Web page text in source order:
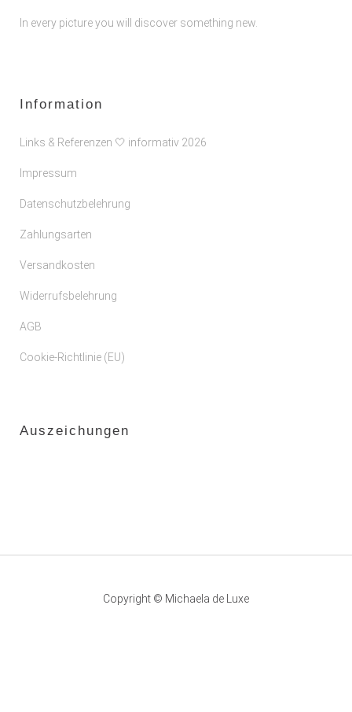
In every picture you will discover something new.
Information
Links & Referenzen 🤍 informativ 2026
Impressum
Datenschutzbelehrung
Zahlungsarten
Versandkosten
Widerrufsbelehrung
AGB
Cookie-Richtlinie (EU)
Auszeichungen
Copyright © Michaela de Luxe